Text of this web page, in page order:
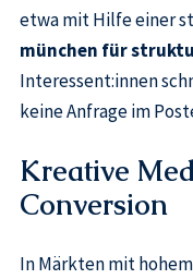
etwa mit Hilfe einer
münchen für
Interessent:innen
keine Anfrage im
Kreative
Conversion
In Märkten mit